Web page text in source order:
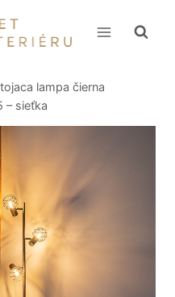
lampa čierna
– sieťka